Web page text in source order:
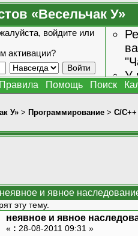
«Весельчак У»
войдите или
активации?
У
Правила Помощь Поиск
У» > Программирование > C/C++
и явное
эту тему.
неявное и явное
« : 28-08-2011 09:31 »